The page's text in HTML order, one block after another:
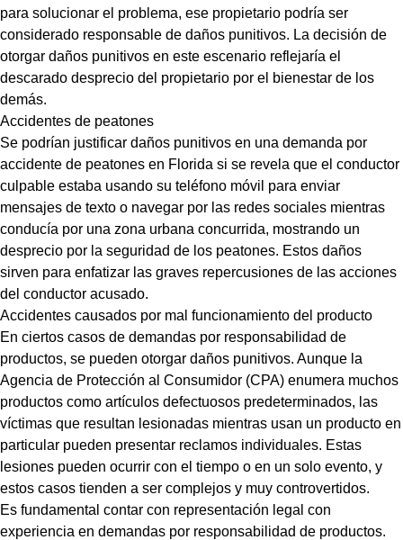
para solucionar el problema, ese propietario podría ser
considerado responsable de daños punitivos. La decisión de
otorgar daños punitivos en este escenario reflejaría el
descarado desprecio del propietario por el bienestar de los
demás.
Accidentes de peatones
Se podrían justificar daños punitivos en una demanda por
accidente de peatones en Florida si se revela que el conductor
culpable estaba usando su teléfono móvil para enviar
mensajes de texto o navegar por las redes sociales mientras
conducía por una zona urbana concurrida, mostrando un
desprecio por la seguridad de los peatones. Estos daños
sirven para enfatizar las graves repercusiones de las acciones
del conductor acusado.
Accidentes causados ​​por mal funcionamiento del producto
En ciertos casos de demandas por responsabilidad de
productos, se pueden otorgar daños punitivos. Aunque la
Agencia de Protección al Consumidor (CPA) enumera muchos
productos como artículos defectuosos predeterminados, las
víctimas que resultan lesionadas mientras usan un producto en
particular pueden presentar reclamos individuales. Estas
lesiones pueden ocurrir con el tiempo o en un solo evento, y
estos casos tienden a ser complejos y muy controvertidos.
Es fundamental contar con representación legal con
experiencia en demandas por responsabilidad de productos.